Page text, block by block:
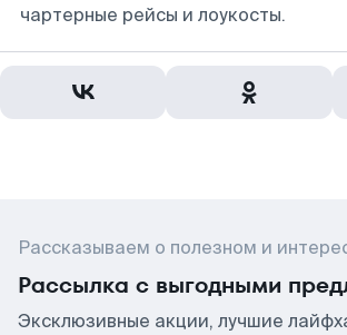
чартерные рейсы и лоукосты.
Рассказываем о полезном и
Рассылка с выгодными
Эксклюзивные акции, лучшие